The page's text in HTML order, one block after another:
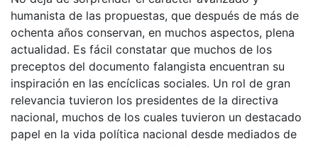
humanista de las propuestas, que después de más de
ochenta años conservan, en muchos aspectos, plena
actualidad. Es fácil constatar que muchos de los
preceptos del documento falangista encuentran su
inspiración en las encíclicas sociales. Un rol de gran
relevancia tuvieron los presidentes de la directiva
nacional, muchos de los cuales tuvieron un destacado
papel en la vida política nacional desde mediados de